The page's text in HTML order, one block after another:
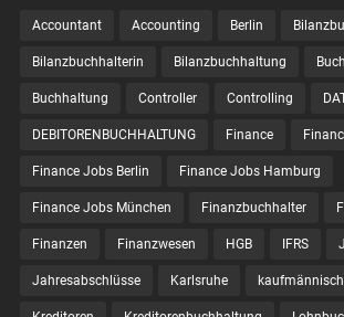
Accountant Accounting Berlin
Bilanzbuchhalterin Bilanzbuchhaltung
Buchhaltung Controller Controlling
DEBITORENBUCHHALTUNG Finance
Finance Jobs Berlin Finance Jobs Hamburg
Finance Jobs München Finanzbuchhalter
Finanzen Finanzwesen HGB IFRS
Jahresabschlüsse Karlsruhe